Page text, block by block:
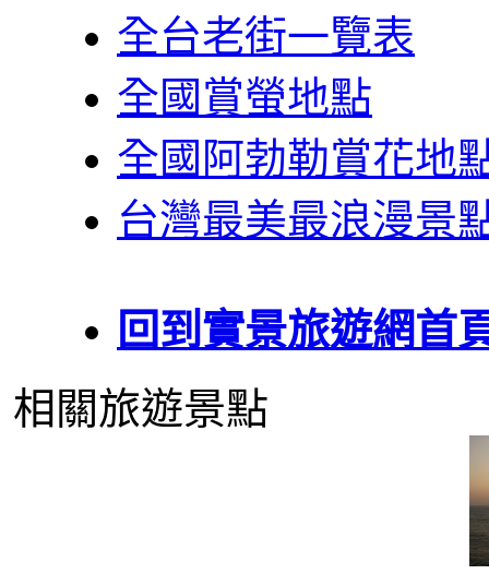
全台老街一覽表
全國賞螢地點
全國阿勃勒賞花地
台灣最美最浪漫景
回到實景旅遊網首
相關旅遊景點